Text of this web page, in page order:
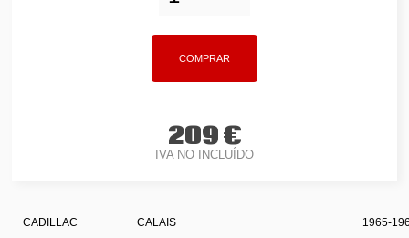
209 €
IVA NO INCLUÍDO
CADILLAC CALAIS 1965-